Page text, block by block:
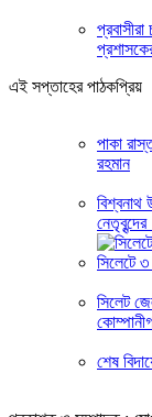
এই সপ্তাহের পাঠকপ্রিয়
পাকা
রহমান
বিশ্বনাথ
নেতৃবৃন্দের
সিলেটে
সিলেট
শেষ